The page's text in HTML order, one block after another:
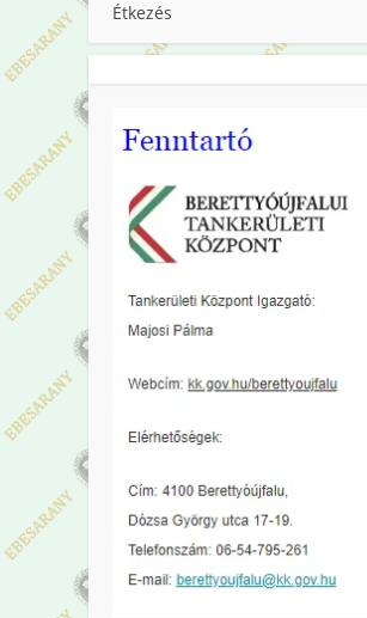
Étkezés